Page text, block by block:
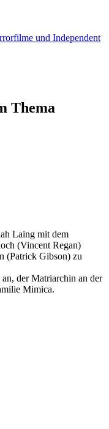
und Independent
Thema
Laing mit dem
(Vincent Regan)
(Patrick Gibson) zu
der Matriarchin an der
Mimica.